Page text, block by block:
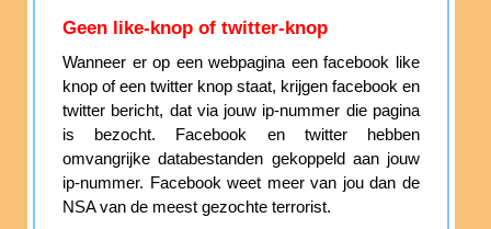
Geen like-knop of twitter-knop
Wanneer er op een webpagina een facebook like
knop of een twitter knop staat, krijgen facebook en
twitter bericht, dat via jouw ip-nummer die pagina
is bezocht. Facebook en twitter hebben
omvangrijke databestanden gekoppeld aan jouw
ip-nummer. Facebook weet meer van jou dan de
NSA van de meest gezochte terrorist.